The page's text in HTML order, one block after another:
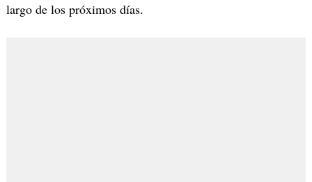
largo de los próximos días.